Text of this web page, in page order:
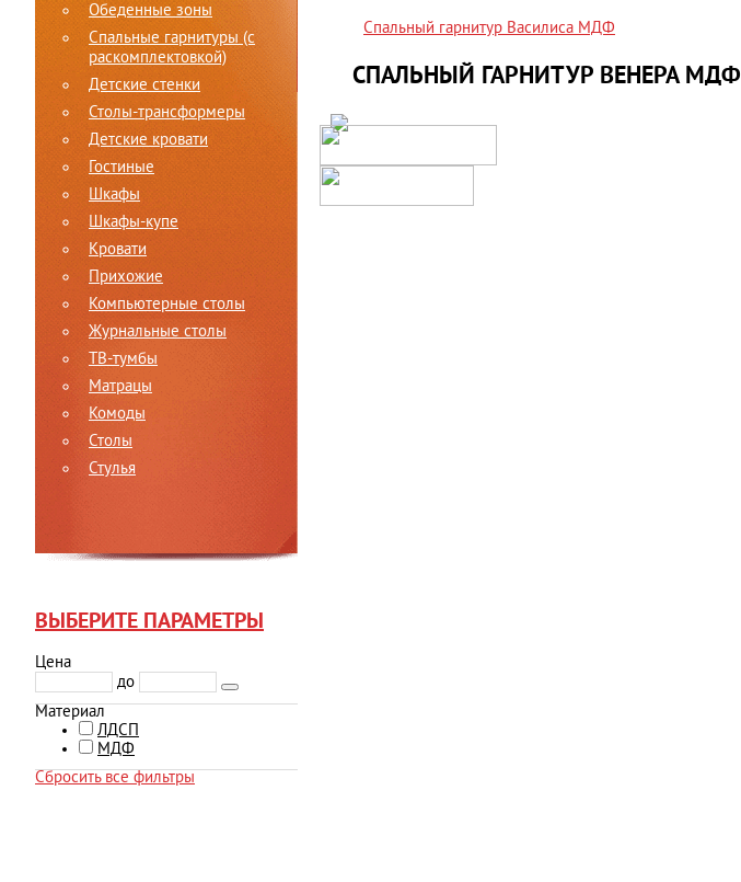
Обеденные зоны
Спальные гарнитуры (c
раскомплектовкой)
Детские стенки
Столы-трансформеры
Детские кровати
Гостиные
Шкафы
Шкафы-купе
Кровати
Прихожие
Компьютерные столы
Журнальные столы
ТВ-тумбы
Матрацы
Комоды
Столы
Стулья
ВЫБЕРИТЕ ПАРАМЕТРЫ
Цена
до
Материал
ЛДСП
МДФ
Сбросить все фильтры
Спальный гарнитур Василиса МДФ
СПАЛЬНЫЙ ГАРНИТУР ВЕНЕРА МДФ